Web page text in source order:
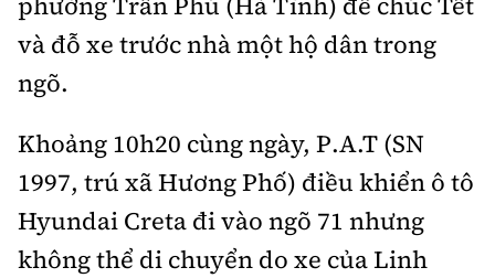
Tổng biên tập:Nguyễn Thị Hồng Nga
Phó Tổng biên tập: Nguyễn Sơn Tùng,
Nguyễn Đức Thắng, La Đức Hùng
0901 514 7990915 057 282
Email:bandoc@baoxaydung.vn
Cấm sao chép dưới mọi hình thức nếu không có sự
chấp thuận bằng văn bản.
và đỗ xe trước nhà một hộ dân trong
ngõ.
Khoảng 10h20 cùng ngày, P.A.T (SN
1997, trú xã Hương Phố) điều khiển ô tô
Hyundai Creta đi vào ngõ 71 nhưng
không thể di chuyển do xe của Linh